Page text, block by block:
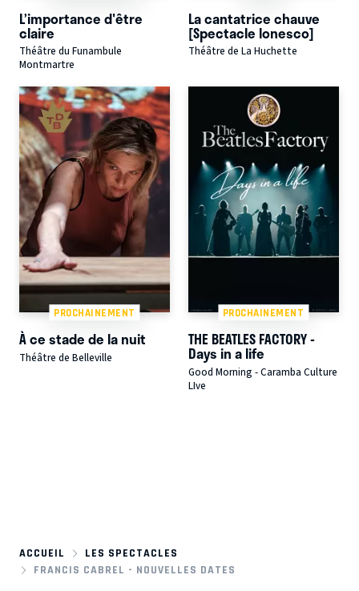
L’importance d'être
claire
Théâtre du Funambule
Montmartre
La cantatrice chauve
[Spectacle Ionesco]
Théâtre de La Huchette
PROCHAINEMENT
À ce stade de la nuit
Théâtre de Belleville
PROCHAINEMENT
THE BEATLES FACTORY -
Days in a life
Good Morning - Caramba Culture
LIve
ACCUEIL
LES SPECTACLES
FRANCIS CABREL - NOUVELLES DATES